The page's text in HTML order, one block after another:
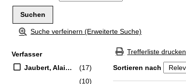
Suche verfeinern (Erweiterte Suche)
Suchfilter
Verfasser
Jaubert, Alain (Regisseur)
(17)
(10)
Trefferliste drucken
Sortieren nach